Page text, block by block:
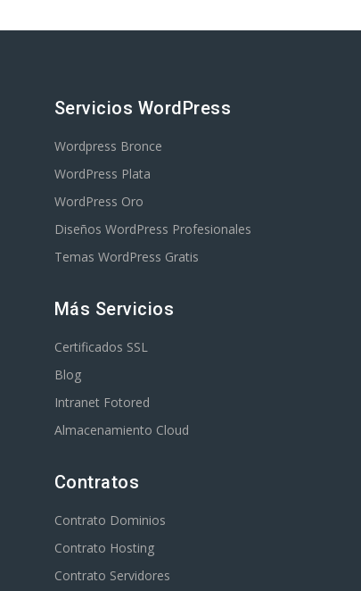
Servicios WordPress
Wordpress Bronce
WordPress Plata
WordPress Oro
Diseños WordPress Profesionales
Temas WordPress Gratis
Más Servicios
Certificados SSL
Blog
Intranet Fotored
Almacenamiento Cloud
Contratos
Contrato Dominios
Contrato Hosting
Contrato Servidores